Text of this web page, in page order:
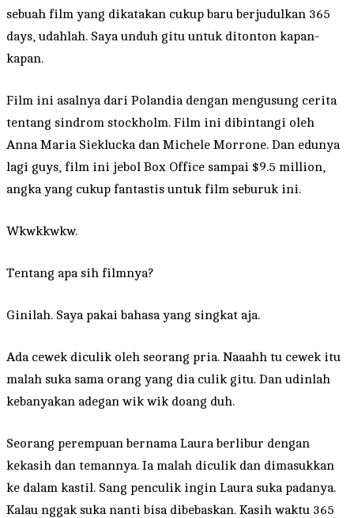
sebuah film yang dikatakan cukup baru berjudulkan 365
days, udahlah. Saya unduh gitu untuk ditonton kapan-
kapan.
Film ini asalnya dari Polandia dengan mengusung cerita
tentang sindrom stockholm. Film ini dibintangi oleh
Anna Maria Sieklucka dan Michele Morrone. Dan edunya
lagi guys, film ini jebol Box Office sampai $9.5 million,
angka yang cukup fantastis untuk film seburuk ini.
Wkwkkwkw.
Tentang apa sih filmnya?
Ginilah. Saya pakai bahasa yang singkat aja.
Ada cewek diculik oleh seorang pria. Naaahh tu cewek itu
malah suka sama orang yang dia culik gitu. Dan udinlah
kebanyakan adegan wik wik doang duh.
Seorang perempuan bernama Laura berlibur dengan
kekasih dan temannya. Ia malah diculik dan dimasukkan
ke dalam kastil. Sang penculik ingin Laura suka padanya.
Kalau nggak suka nanti bisa dibebaskan. Kasih waktu 365